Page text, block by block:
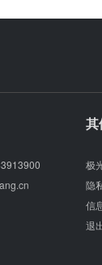
其
极
隐
信
退